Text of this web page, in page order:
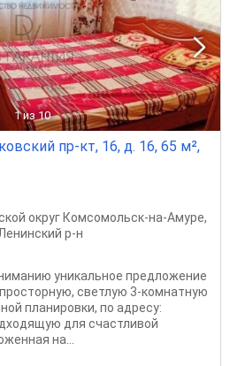
1 из 10
пр-кт, 16, д. 16, 65 м²,
округ Комсомольск-на-Амуре,
р-н
уникальное предложение
светлую 3-комнатную
планировки, по адресу:
для счастливой
на...